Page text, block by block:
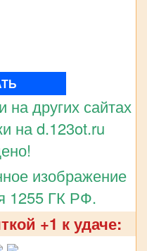
других сайтах
на d.123ot.ru
изображение
1255 ГК РФ.
+1 к удаче: